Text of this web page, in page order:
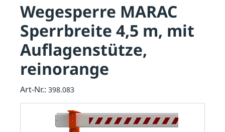
Wegesperre MARAC
Sperrbreite 4,5 m, mit
Auflagenstütze,
reinorange
Art-Nr.: 398.083